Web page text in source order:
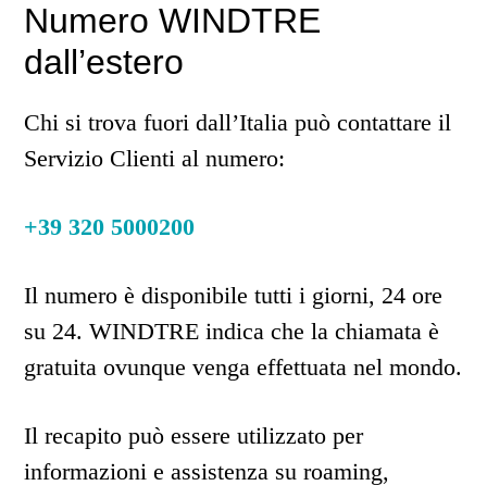
Numero WINDTRE
dall’estero
Chi si trova fuori dall’Italia può contattare il
Servizio Clienti al numero:
+39 320 5000200
Il numero è disponibile tutti i giorni, 24 ore
su 24. WINDTRE indica che la chiamata è
gratuita ovunque venga effettuata nel mondo.
Il recapito può essere utilizzato per
informazioni e assistenza su roaming,